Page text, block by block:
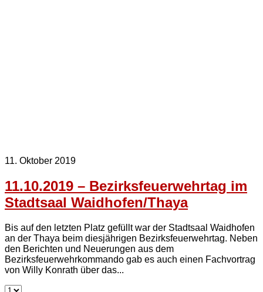
11. Oktober 2019
11.10.2019 – Bezirksfeuerwehrtag im
Stadtsaal Waidhofen/Thaya
Bis auf den letzten Platz gefüllt war der Stadtsaal Waidhofen
an der Thaya beim diesjährigen Bezirksfeuerwehrtag. Neben
den Berichten und Neuerungen aus dem
Bezirksfeuerwehrkommando gab es auch einen Fachvortrag
von Willy Konrath über das...